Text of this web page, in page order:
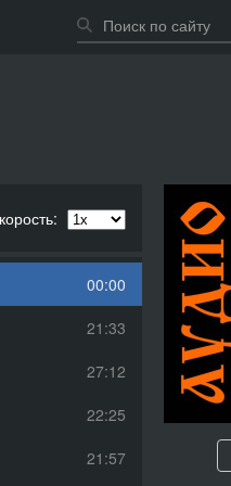
00:00
21:33
27:12
22:25
21:57